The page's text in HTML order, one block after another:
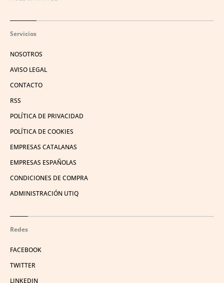
Servicios
NOSOTROS
AVISO LEGAL
CONTACTO
RSS
POLÍTICA DE PRIVACIDAD
POLÍTICA DE COOKIES
EMPRESAS CATALANAS
EMPRESAS ESPAÑOLAS
CONDICIONES DE COMPRA
ADMINISTRACIÓN UTIQ
Redes
FACEBOOK
TWITTER
LINKEDIN